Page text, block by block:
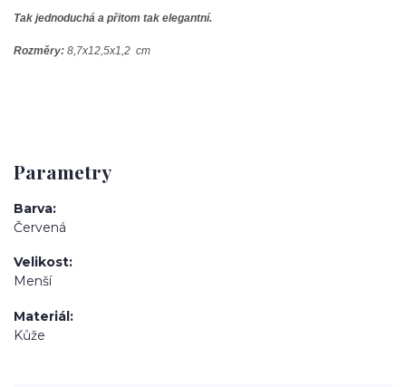
Tak jednoduchá a přitom tak elegantní.
Rozměry: 8,7x12,5x1,2 cm
Parametry
Barva
Červená
Velikost
Menší
Materiál
Kůže